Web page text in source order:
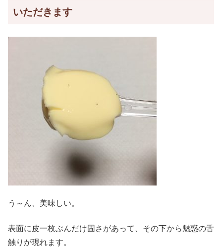
いただきます
う～ん、美味しい。
表面に皮一枚ぶんだけ固さがあって、その下から魅惑の舌
触りが現れます。